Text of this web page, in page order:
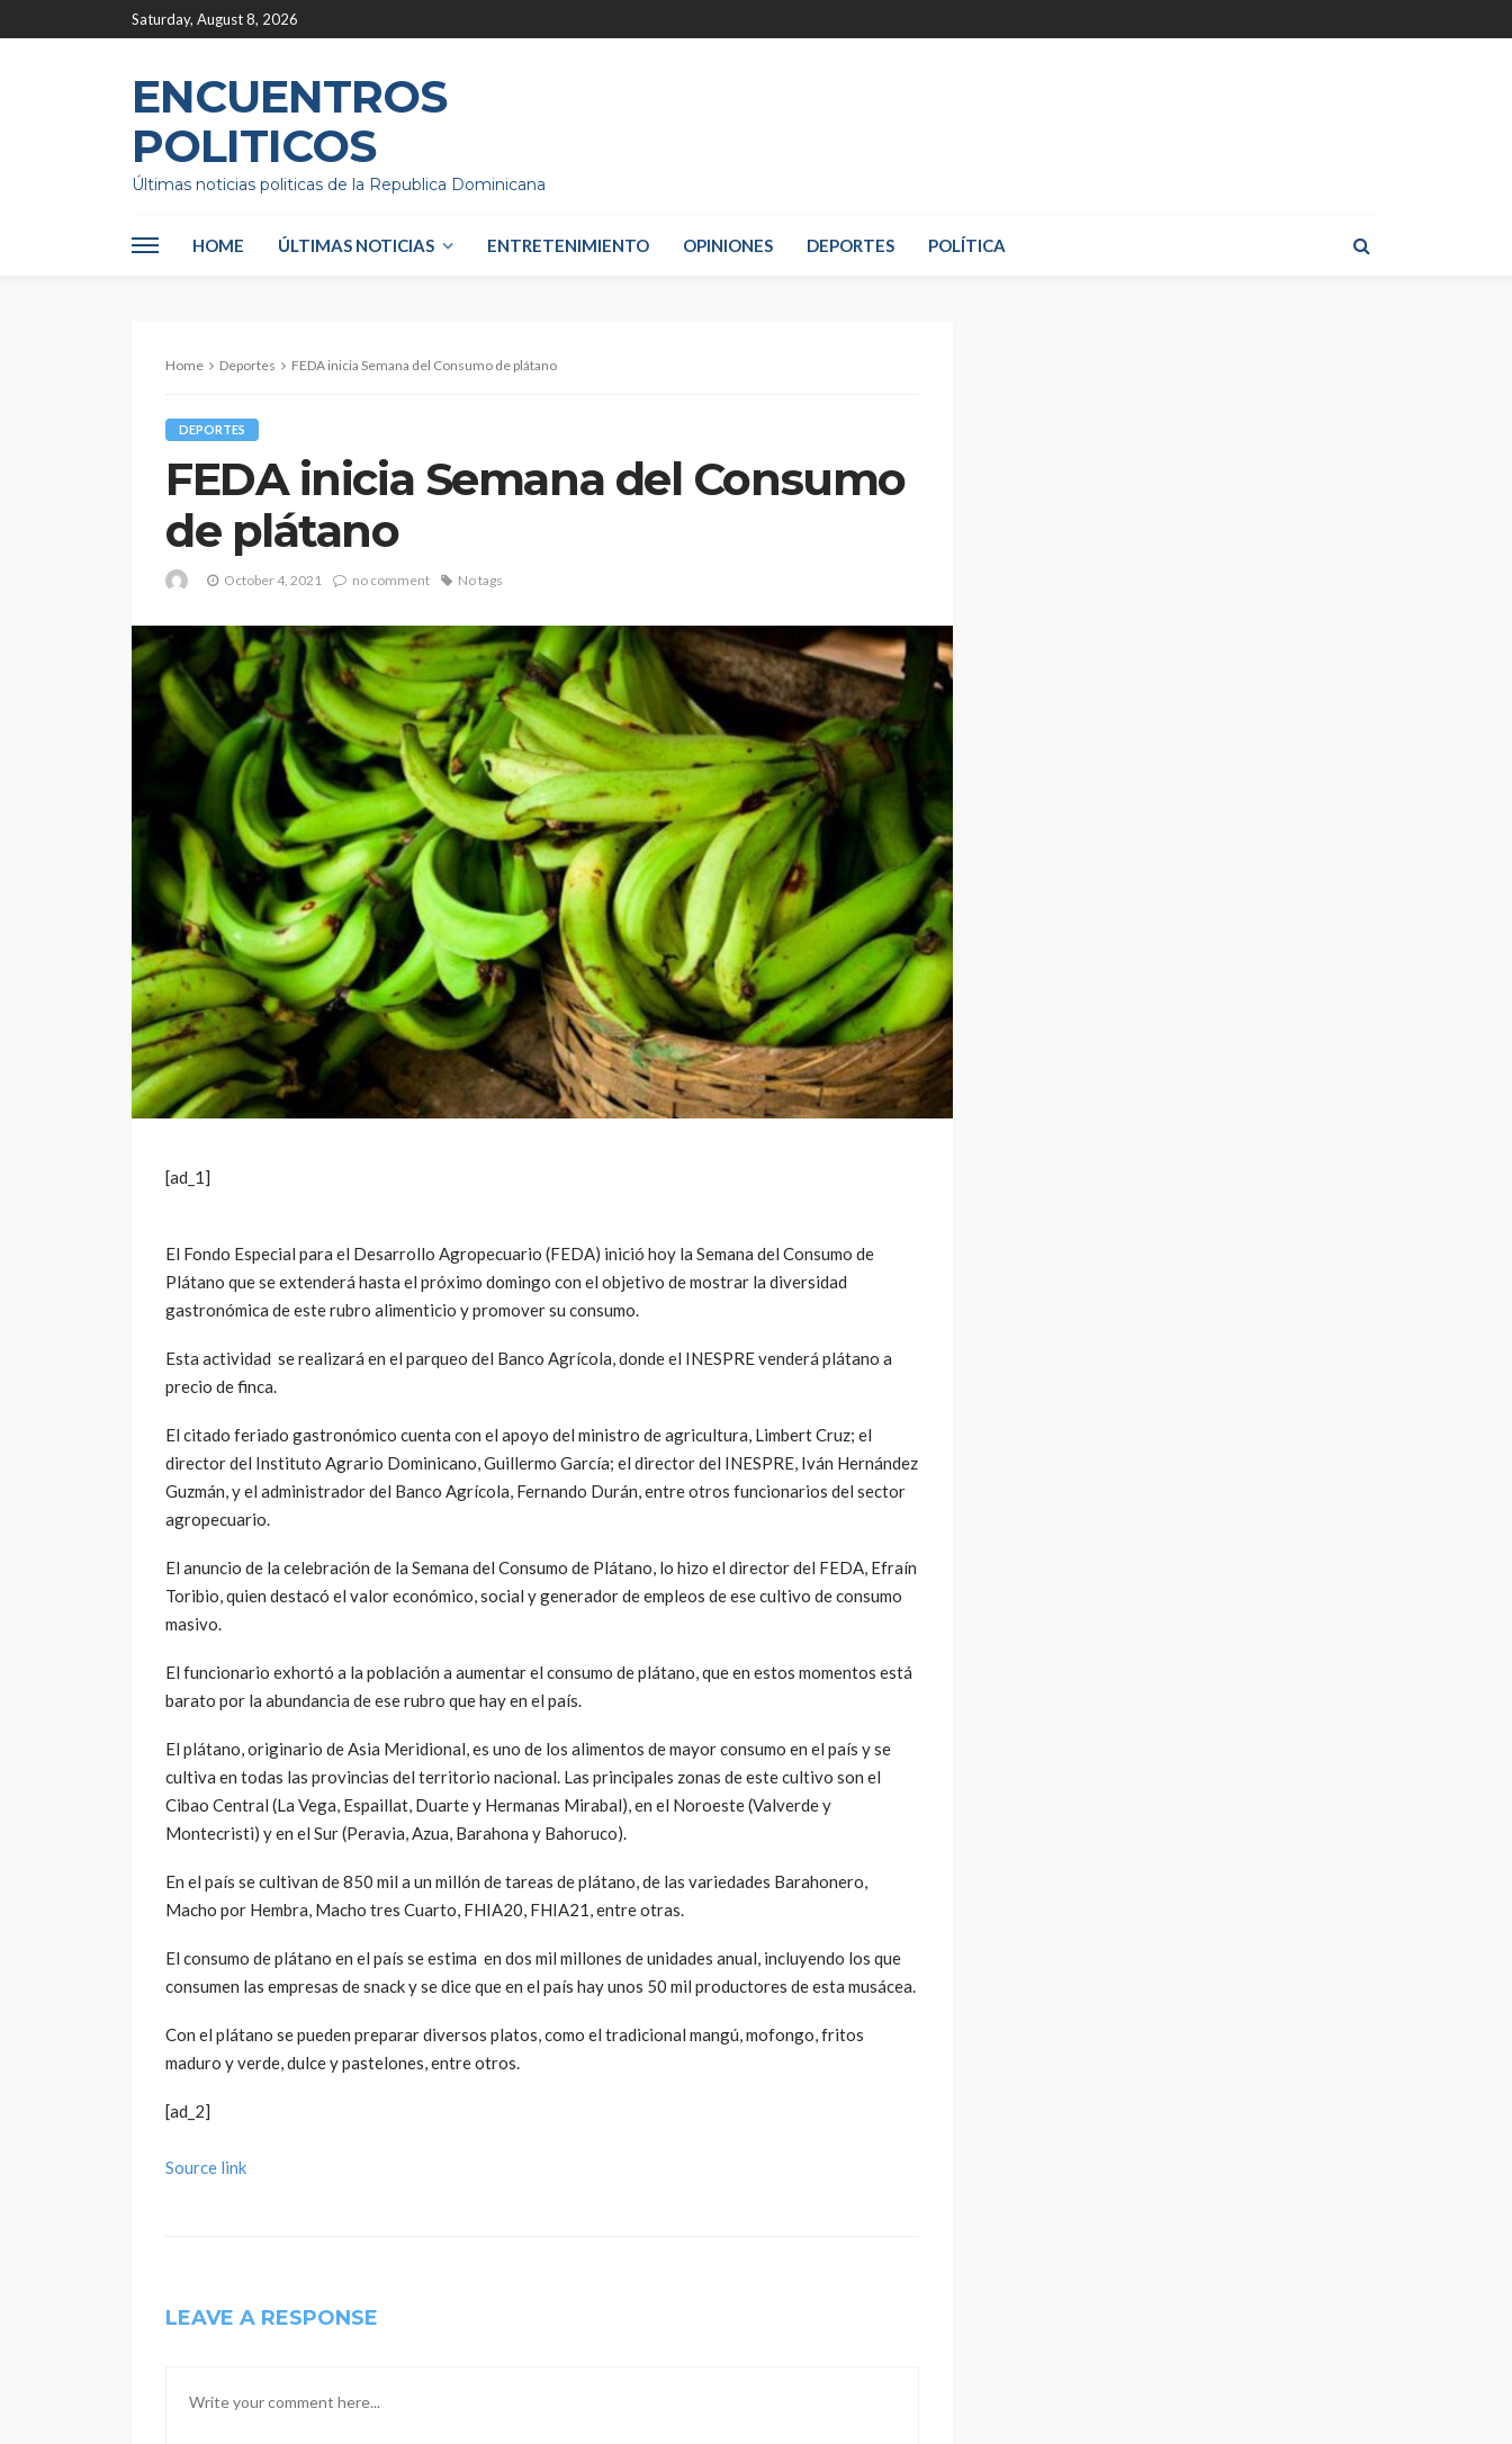
Saturday, August 8, 2026
ENCUENTROS
POLITICOS
Últimas noticias politicas de la Republica Dominicana
HOME ÚLTIMAS NOTICIAS ENTRETENIMIENTO OPINIONES DEPORTES POLÍTICA
Home Deportes FEDA inicia Semana del Consumo de plátano
DEPORTES
FEDA inicia Semana del Consumo
de plátano
October 4, 2021 no comment No tags
[ad_1]
El Fondo Especial para el Desarrollo Agropecuario (FEDA) inició hoy la Semana del Consumo de
Plátano que se extenderá hasta el próximo domingo con el objetivo de mostrar la diversidad
gastronómica de este rubro alimenticio y promover su consumo.
Esta actividad se realizará en el parqueo del Banco Agrícola, donde el INESPRE venderá plátano a
precio de finca.
El citado feriado gastronómico cuenta con el apoyo del ministro de agricultura, Limbert Cruz; el
director del Instituto Agrario Dominicano, Guillermo García; el director del INESPRE, Iván Hernández
Guzmán, y el administrador del Banco Agrícola, Fernando Durán, entre otros funcionarios del sector
agropecuario.
El anuncio de la celebración de la Semana del Consumo de Plátano, lo hizo el director del FEDA, Efraín
Toribio, quien destacó el valor económico, social y generador de empleos de ese cultivo de consumo
masivo.
El funcionario exhortó a la población a aumentar el consumo de plátano, que en estos momentos está
barato por la abundancia de ese rubro que hay en el país.
El plátano, originario de Asia Meridional, es uno de los alimentos de mayor consumo en el país y se
cultiva en todas las provincias del territorio nacional. Las principales zonas de este cultivo son el
Cibao Central (La Vega, Espaillat, Duarte y Hermanas Mirabal), en el Noroeste (Valverde y
Montecristi) y en el Sur (Peravia, Azua, Barahona y Bahoruco).
En el país se cultivan de 850 mil a un millón de tareas de plátano, de las variedades Barahonero,
Macho por Hembra, Macho tres Cuarto, FHIA20, FHIA21, entre otras.
El consumo de plátano en el país se estima en dos mil millones de unidades anual, incluyendo los que
consumen las empresas de snack y se dice que en el país hay unos 50 mil productores de esta musácea.
Con el plátano se pueden preparar diversos platos, como el tradicional mangú, mofongo, fritos
maduro y verde, dulce y pastelones, entre otros.
[ad_2]
Source link
LEAVE A RESPONSE